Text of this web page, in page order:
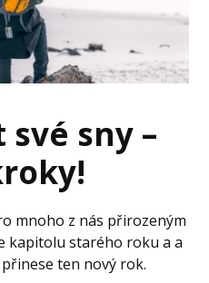
své sny –
mnoho z nás přirozeným
kapitolu starého roku a a
ten nový rok.